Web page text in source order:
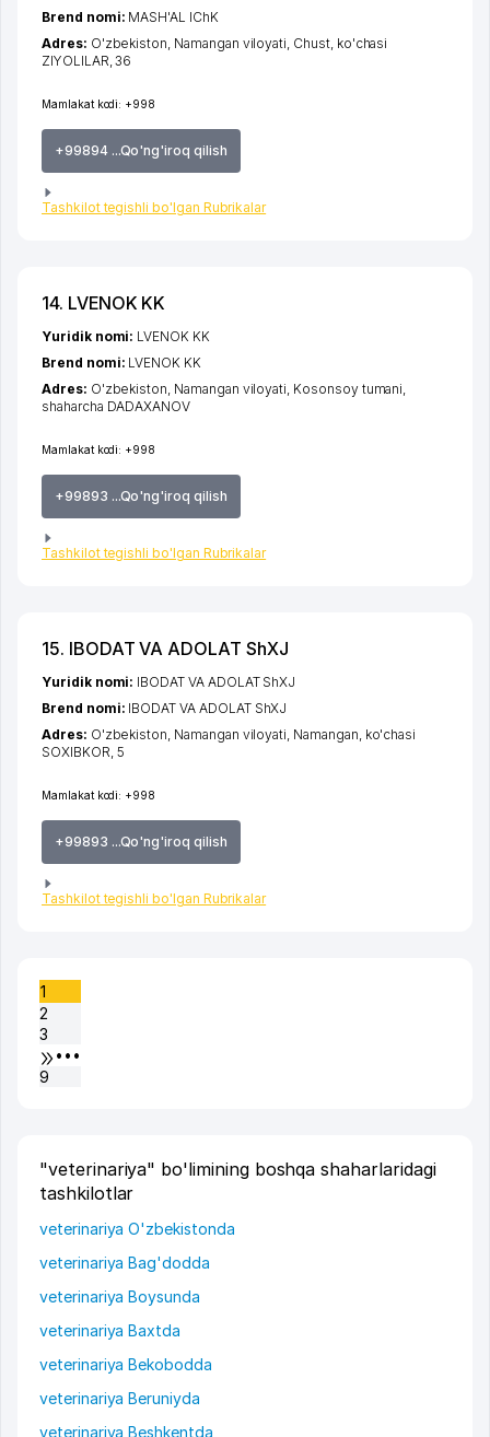
Mamlakat kodi: +998
+99894 ...Qo'ng'iroq qilish
Tashkilot tegishli bo'lgan Rubrikalar
Brend nomi: MASH'AL IChK
Adres: O'zbekiston, Namangan viloyati Chust, ko'chasi
ZIYOLILAR , 36
14. LVENOK KK
Mamlakat kodi: +998
+99893 ...Qo'ng'iroq qilish
Tashkilot tegishli bo'lgan Rubrikalar
Yuridik nomi: LVENOK KK
Brend nomi: LVENOK KK
Adres: O'zbekiston, Namangan viloyati, Kosonsoy tumani,
shaharcha DADAXANOV
15. IBODAT VA ADOLAT ShXJ
Mamlakat kodi: +998
+99893 ...Qo'ng'iroq qilish
Tashkilot tegishli bo'lgan Rubrikalar
Yuridik nomi: IBODAT VA ADOLAT ShXJ
Brend nomi: IBODAT VA ADOLAT ShXJ
Adres: O'zbekiston, Namangan viloyati, Namangan, ko'chasi
SOXIBKOR, 5
1
2
3
•••
9
"veterinariya" bo'limining boshqa shaharlaridagi
tashkilotlar
veterinariya O'zbekistonda
veterinariya Bag'dodda
veterinariya Boysunda
veterinariya Baxtda
veterinariya Bekobodda
veterinariya Beruniyda
veterinariya Beshkentda